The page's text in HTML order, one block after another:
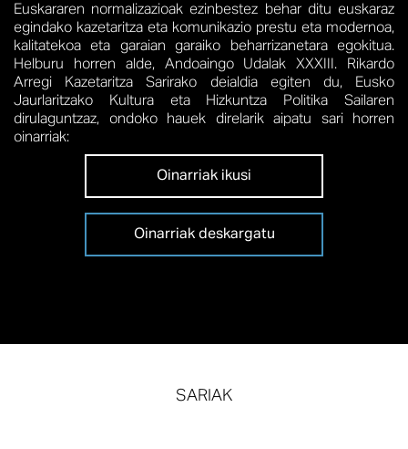
Euskararen normalizazioak ezinbestez behar ditu euskaraz
egindako kazetaritza eta komunikazio prestu eta modernoa,
kalitatekoa eta garaian garaiko beharrizanetara egokitua.
Helburu horren alde, Andoaingo Udalak XXXIII. Rikardo
Arregi Kazetaritza Sarirako deialdia egiten du, Eusko
Jaurlaritzako Kultura eta Hizkuntza Politika Sailaren
dirulaguntzaz, ondoko hauek direlarik aipatu sari horren
oinarriak:
Oinarriak ikusi
Oinarriak deskargatu
SARIAK